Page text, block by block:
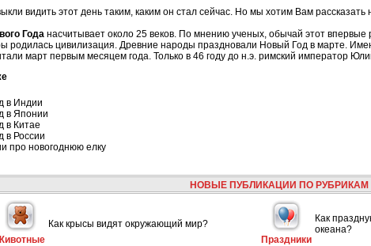
видить этот день таким, каким он стал сейчас. Но мы хотим Вам рассказать
Года насчитывает около 25 веков. По мнению ученых, обычай этот
родилась цивилизация. Древние народы праздновали Новый Год в марте.
март первым месяцем года. Только в 46 году до н.э. римский император
в Индии
в Японии
в Китае
в России
про новогоднюю елку
НОВЫЕ ПУБЛИКАЦИИ ПО РУБРИКАМ
Как крысы видят окружающий мир?
Праздники
Как
океана?